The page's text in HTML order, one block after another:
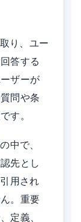
り、ユー
答する
ザーが
問や条
す。
中で、
先とし
用され
。重要
定義、